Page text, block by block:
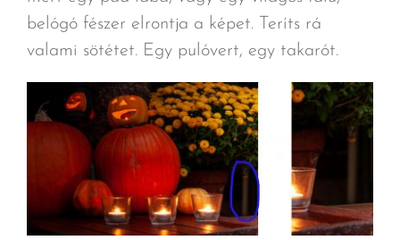
belógó fészer elrontja a képet. Teríts rá
valami sötétet. Egy pulóvert, egy takarót.